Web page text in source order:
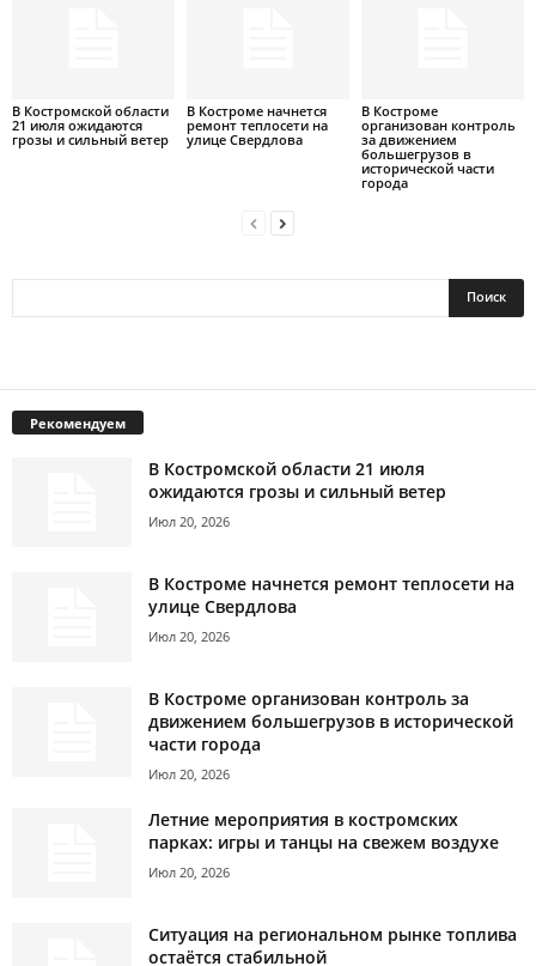
В Костромской области
21 июля ожидаются
грозы и сильный ветер
В Костроме начнется
ремонт теплосети на
улице Свердлова
В Костроме
организован контроль
за движением
большегрузов в
исторической части
города
Рекомендуем
В Костромской области 21 июля
ожидаются грозы и сильный ветер
Июл 20, 2026
В Костроме начнется ремонт теплосети на
улице Свердлова
Июл 20, 2026
В Костроме организован контроль за
движением большегрузов в исторической
части города
Июл 20, 2026
Летние мероприятия в костромских
парках: игры и танцы на свежем воздухе
Июл 20, 2026
Ситуация на региональном рынке топлива
остаётся стабильной